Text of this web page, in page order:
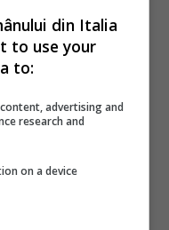
din Italia
to use your
to:
advertising and
research and
on a device